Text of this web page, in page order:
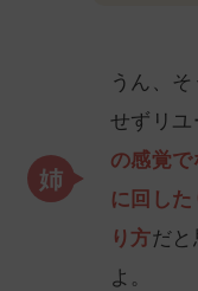
うん、
せずリユ
の感覚
に回し
り方だ
よ。